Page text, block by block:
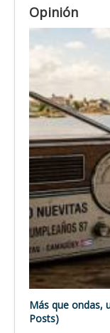
Opinión
Más que ondas,
Posts)